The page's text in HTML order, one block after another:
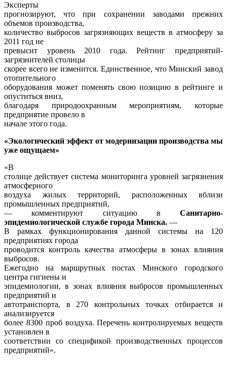
Эксперты
прогнозируют, что при сохранении заводами прежних
объемов производства,
количество выбросов загрязняющих веществ в атмосферу за
2011 год не
превысит уровень 2010 года. Рейтинг предприятий-
загрязнителей столицы
скорее всего не изменится. Единственное, что Минский завод
отопительного
оборудования может поменять свою позицию в рейтинге и
опуститься вниз,
благодаря природоохранным мероприятиям, которые
предприятие провело в
начале этого года.
«Экологический эффект от модернизации производства мы
уже ощущаем»
«В
столице действует система мониторинга уровней загрязнения
атмосферного
воздуха жилых территорий, расположенных вблизи
промышленных предприятий,
— комментируют ситуацию в Санитарно-
эпидемиологической службе города Минска. —
В рамках функционирования данной системы на 120
предприятиях города
проводится контроль качества атмосферы в зонах влияния
выбросов.
Ежегодно на маршрутных постах Минского городского
центра гигиены и
эпидемиологии, в зонах влияния выбросов промышленных
предприятий и
автотранспорта, в 270 контрольных точках отбирается и
анализируется
более 8300 проб воздуха. Перечень контролируемых веществ
установлен в
соответствии со спецификой производственных процессов
предприятий».